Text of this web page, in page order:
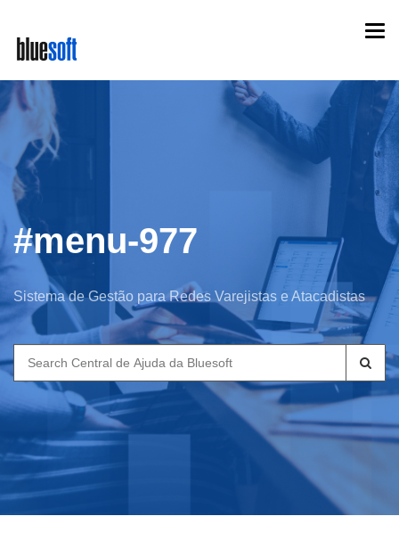
main
content
#menu-977
Sistema de Gestão para Redes Varejistas e Atacadistas
Search
for: